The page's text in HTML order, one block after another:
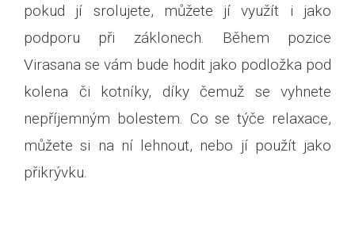
pokud jí srolujete, můžete jí využít i jako
podporu při záklonech. Během pozice
Virasana se vám bude hodit jako podložka pod
kolena či kotníky, díky čemuž se vyhnete
nepříjemným bolestem. Co se týče relaxace,
můžete si na ní lehnout, nebo jí použít jako
přikrývku.